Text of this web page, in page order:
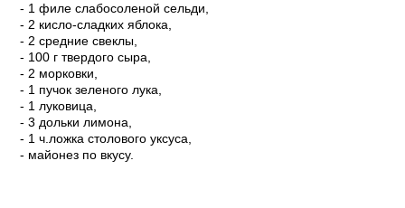
- 1 филе слабосоленой сельди,
- 2 кисло-сладких яблока,
- 2 средние свеклы,
- 100 г твердого сыра,
- 2 морковки,
- 1 пучок зеленого лука,
- 1 луковица,
- 3 дольки лимона,
- 1 ч.ложка столового уксуса,
- майонез по вкусу.